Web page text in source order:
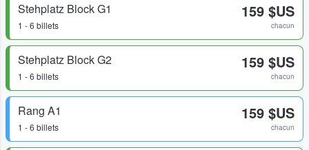
Stehplatz Block G1
1 - 6 billets
159 $US
chacun
Stehplatz Block G2
1 - 6 billets
159 $US
chacun
Rang A1
1 - 6 billets
159 $US
chacun